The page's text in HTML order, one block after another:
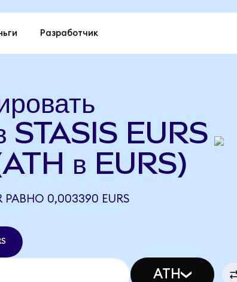
Разработчик
EURS
в EURS)
РАВНО 0,003390 EURS
ATH